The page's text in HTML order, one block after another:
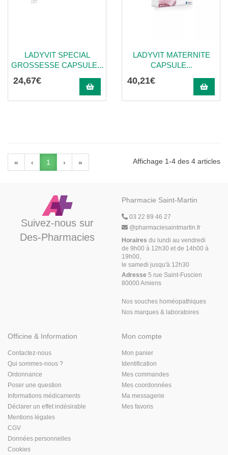
LADYVIT SPECIAL
GROSSESSE CAPSULE...
24,67€
LADYVIT MATERNITE
CAPSULE...
40,21€
« ‹ 1 › » Affichage 1-4 des 4 articles
Suivez-nous sur
Des-Pharmacies
Pharmacie Saint-Martin
03 22 89 46 27
@pharmaciesaintmartin.fr
Horaires du lundi au vendredi
de 9h00 à 12h30 et de 14h00 à
19h00,
le samedi jusqu'à 12h30
Adresse 5 rue Saint-Fuscien
80000 Amiens
Nos souches homéopathiques
Nos marques & laboratoires
Officine & Information
Contactez-nous
Qui sommes-nous ?
Ordonnance
Poser une question
Informations médicaments
Déclarer un effet indésirable
Mentions légales
CGV
Données personnelles
Cookies
Mon compte
Mon panier
Identification
Mes commandes
Mes coordonnées
Ma messagerie
Mes favoris